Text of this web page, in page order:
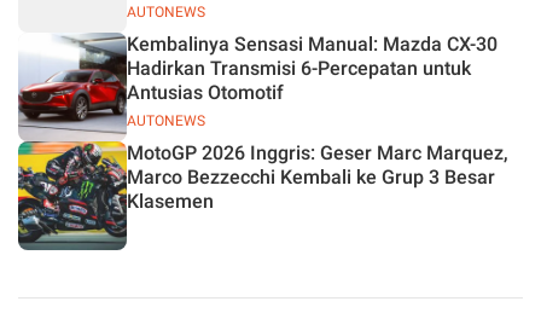
AUTONEWS
AUTONEWS
Kembalinya Sensasi Manual: Mazda CX-30
Hadirkan Transmisi 6-Percepatan untuk
Antusias Otomotif
MotoGP 2026 Inggris: Geser Marc Marquez,
Marco Bezzecchi Kembali ke Grup 3 Besar
Klasemen